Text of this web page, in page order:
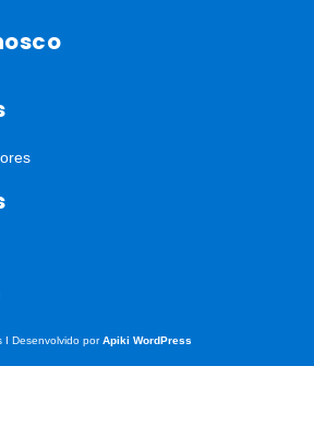
I Desenvolvido porApiki WordPress